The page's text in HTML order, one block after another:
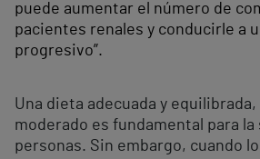
puede aumentar el número de
pacientes renales y conducirle a
progresivo”.
Una dieta adecuada y
moderado es fundamental para la
personas. Sin embargo, cuando